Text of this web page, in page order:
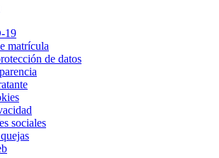
19
matrícula
de datos
sociales